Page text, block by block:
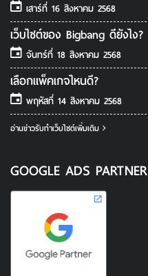
เสาร์ที่ 16 สิงหาคม 2568
เว็บไซต์ของ Bigbang ดียังไง?
จันทร์ที่ 18 สิงหาคม 2568
เลือกแพ็คเกจไหนดี?
พฤหัสที่ 14 สิงหาคม 2568
อ่านข่าวรับทําเว็บไซต์เพิ่มเติม
GOOGLE ADS PARTNER